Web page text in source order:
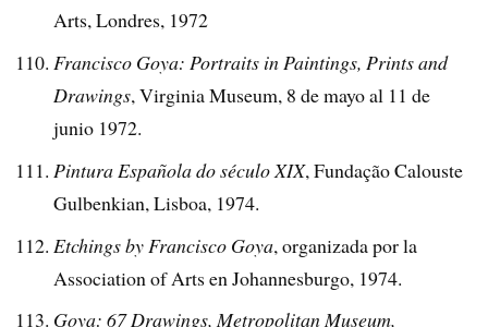
Arts, Londres, 1972
Francisco Goya: Portraits in Paintings, Prints and
Drawings, Virginia Museum, 8 de mayo al 11 de
junio 1972.
Pintura Española do século XIX, Fundação Calouste
Gulbenkian, Lisboa, 1974.
Etchings by Francisco Goya, organizada por la
Association of Arts en Johannesburgo, 1974.
Goya: 67 Drawings, Metropolitan Museum,